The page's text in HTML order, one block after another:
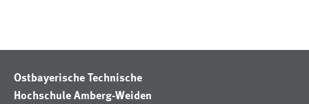
Ostbayerische Technische
Hochschule Amberg-Weiden
_gcl_au
Anbieter:
Google Ireland Limited